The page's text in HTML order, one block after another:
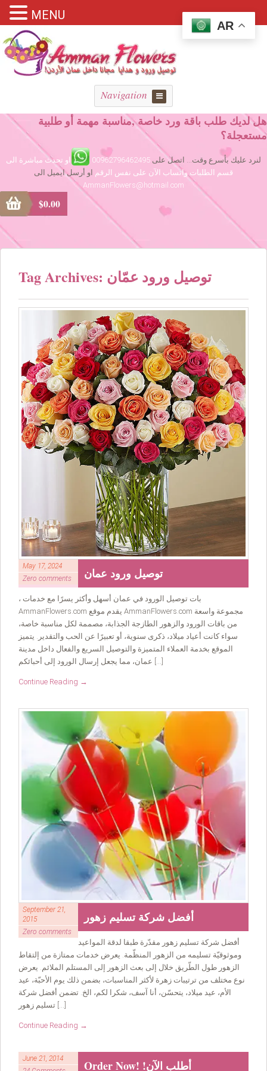
Navigation
هل لديك طلب باقة ورد خاصة ,مناسبة مهمة أو طلبية
مستعجلة؟
لنرد عليك بأسرع وقت... اتصل على 00962796462495
او تحدث مباشرة الى
قسم الطلبات واتساب الآن على نفس الرقم او أرسل ايميل الى
AmmanFlowers@hotmail.com
$0.00
Tag Archives: توصيل ورود عمّان
May 17, 2024
Zero comments
توصيل ورود عمان
، بات توصيل الورود في عمان أسهل وأكثر يسرًا مع خدمات
AmmanFlowers.com يقدم موقع AmmanFlowers.com مجموعة واسعة
من باقات الورود والزهور الطازجة الجذابة، مصممة لكل مناسبة خاصة،
سواء كانت أعياد ميلاد، ذكرى سنوية، أو تعبيرًا عن الحب والتقدير. يتميز
الموقع بخدمة العملاء المتميزة والتوصيل السريع والفعال داخل مدينة
Continue Reading →
September 21,
2015
Zero comments
أفضل شركة تسليم زهور
أفضل شركة تسليم زهور مقدّرة طبقا لدقة المواعيد
وموثوقيّة تسليمه من الزهور المنظّمة. يعرض خدمات ممتازة من إلتقاط
الزهور طول الطّريق خلال إلى بعث الزهور إلى المستلم الملائم. يعرض
نوع مختلف من ترتيبات زهرة لأكثر المناسبات، بضمن ذلك يوم الأحبّة، عيد
الأم، عيد ميلاد، يتحسّن، أنا آسف، شكرا لكم، الخ. تضمن أفضل شركة
تسليم زهور […]
Continue Reading →
June 21, 2014
Order Now! !أطلب الآن
AR
MENU